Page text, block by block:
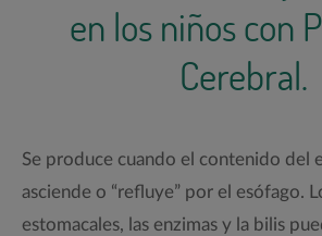
en los niños con
Cerebral.
Se produce cuando el contenido del
asciende o “refluye” por el esófago.
estomacales, las enzimas y la bilis